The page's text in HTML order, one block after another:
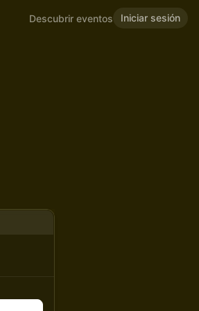
Descubrir eventos Iniciar sesión